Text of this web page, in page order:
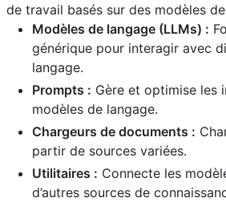
de travail basés sur des modèles
Modèles de langage (LLMs) :
générique pour interagir avec
langage.
Prompts : Gère et optimise les
modèles de langage.
Chargeurs de documents :
partir de sources variées.
Utilitaires : Connecte les
d’autres sources de